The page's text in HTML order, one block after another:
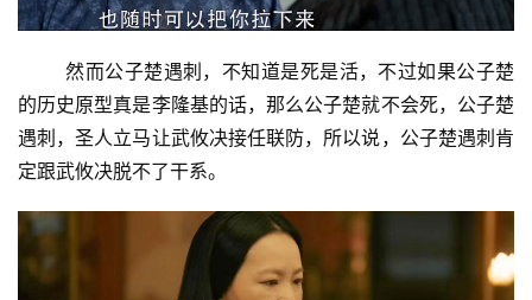
然而公子楚遇刺，不知道是死是活，不过如果公子楚
的历史原型真是李隆基的话，那么公子楚就不会死，公子楚
遇刺，圣人立马让武攸决接任联防，所以说，公子楚遇刺肯
定跟武攸决脱不了干系。